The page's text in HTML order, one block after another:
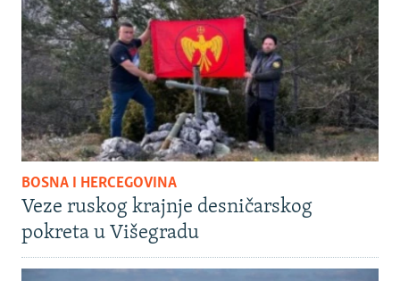
BOSNA I HERCEGOVINA
Veze ruskog krajnje desničarskog
pokreta u Višegradu